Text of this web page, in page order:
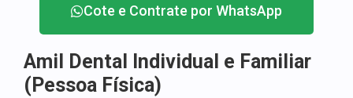
Cote e Contrate por WhatsApp
Amil Dental Individual e Familiar
(Pessoa Física)